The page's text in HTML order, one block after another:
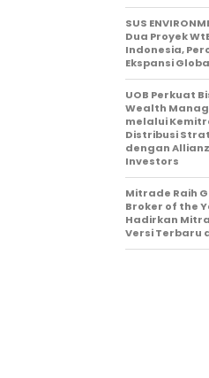
SUS
Dua Proyek
Indonesia,
Ekspansi
UOB Perkuat
Wealth
melalui
Distribusi
dengan
Investors
Mitrade Raih
Broker of the
Hadirkan
Versi Terbaru